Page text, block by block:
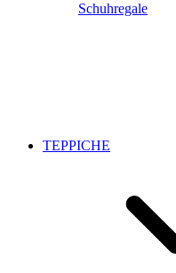
Schuhregale
TEPPICHE